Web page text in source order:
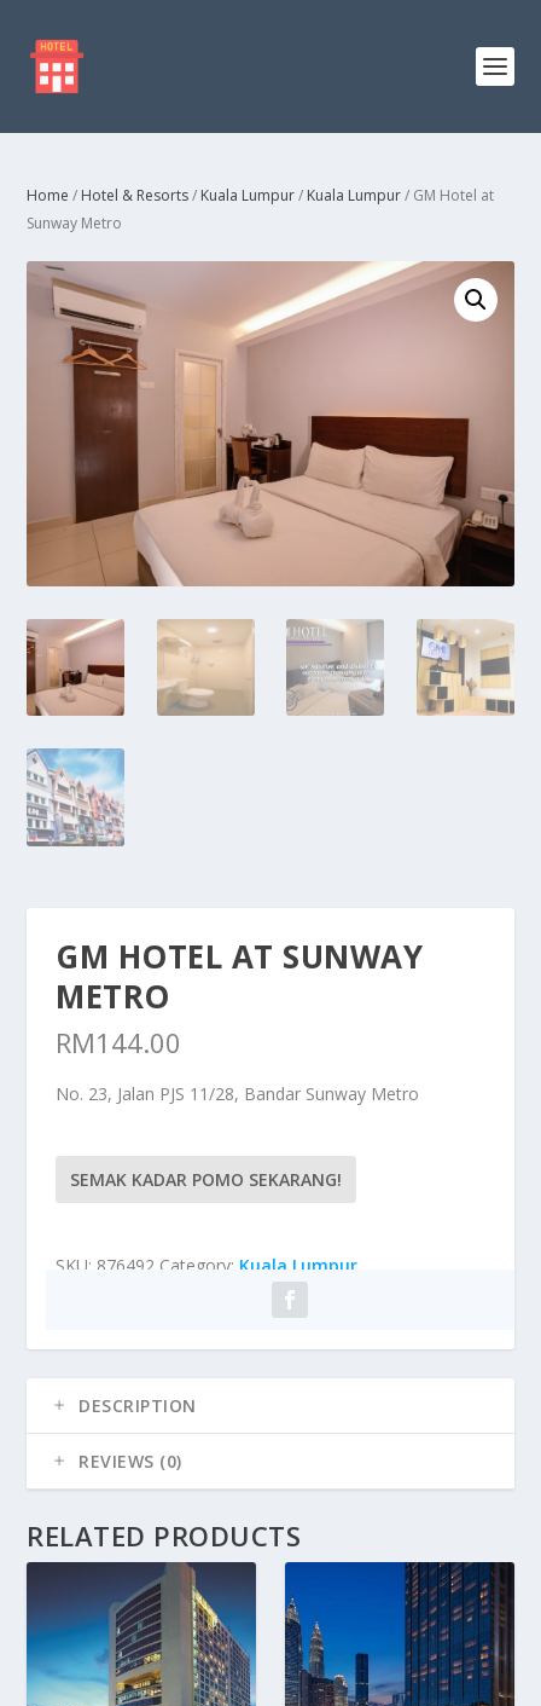
Home / Hotel & Resorts/ Kuala Lumpur/ Kuala Lumpur/ GM Hotel at
Sunway Metro
GM HOTEL AT SUNWAY
METRO
RM144.00
No. 23, Jalan PJS 11/28, Bandar Sunway Metro
SEMAK KADAR POMO SEKARANG!
SKU: 876492 Category: Kuala Lumpur
DESCRIPTION
REVIEWS (0)
RELATED PRODUCTS